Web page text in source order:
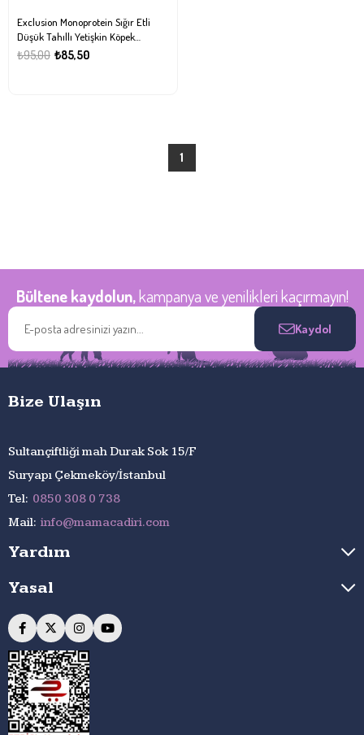
Exclusion Monoprotein Sığır Etli
Düşük Tahıllı Yetişkin Köpek
Konservesi 400gr
₺85,50
₺95,00
1
Bültene kaydolun,kampanya ve yenilikleri kaçırmayın!
Kaydol
Bize Ulaşın
Sultançiftliği mah Durak Sok 15/F
Suryapı Çekmeköy/İstanbul
Tel: 0850 308 0 738
Mail: info@mamacadiri.com
Yardım
Yasal